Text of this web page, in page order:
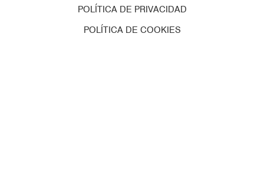
POLÍTICA DE PRIVACIDAD
POLÍTICA DE COOKIES